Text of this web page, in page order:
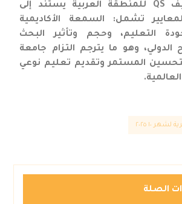
ويذكر بأن تصنيف QS للمنطقة العربية يستند إلى
تشمل: السمعة الأكاديمية
التعليم، وحجم وتأثير البحث
الدولي، وهو ما يترجم التزام جامعة
المستمر وتقديم تعليم نوعي
١٠ ٢٠٢٥
الصلة